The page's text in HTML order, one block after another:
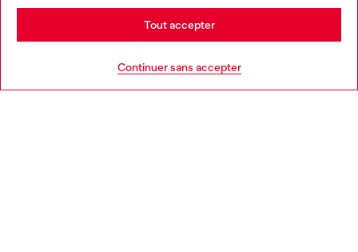
Continuer sans accepter
Tout accepter